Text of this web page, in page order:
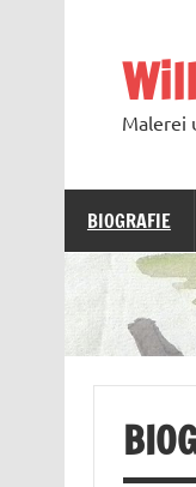
Malerei
BIOGRAFIE